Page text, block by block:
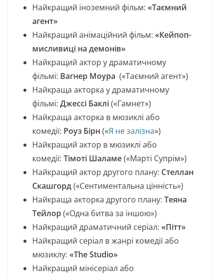
Найкращий іноземний фільм: «Таємний
агент»
Найкращий анімаційний фільм: «Кейпоп-
мисливиці на демонів»
Найкращий актор у драматичному
фільмі: Вагнер Моура («Таємний агент»)
Найкраща акторка у драматичному
фільмі: Джессі Баклі(«Гамнет»)
Найкраща акторка в мюзиклі або
комедії: Роуз Бірн («Я не залізна»)
Найкращий актор в мюзиклі або
комедії: Тімоті Шаламе(«Марті Супрім»)
Найкращий актор другого плану: Стеллан
Скашгорд(«Сентиментальна цінність»)
Найкраща акторка другого плану: Теяна
Тейлор(«Одна битва за іншою»)
Найкращий драматичний серіал: «Пітт»
Найкращий серіал в жанрі комедії або
мюзиклу: «The Studio»
Найкращий мінісеріал або